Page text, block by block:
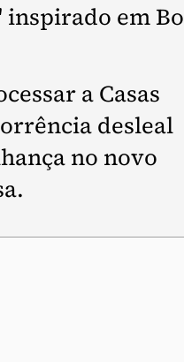
em
a Casas
desleal
no novo